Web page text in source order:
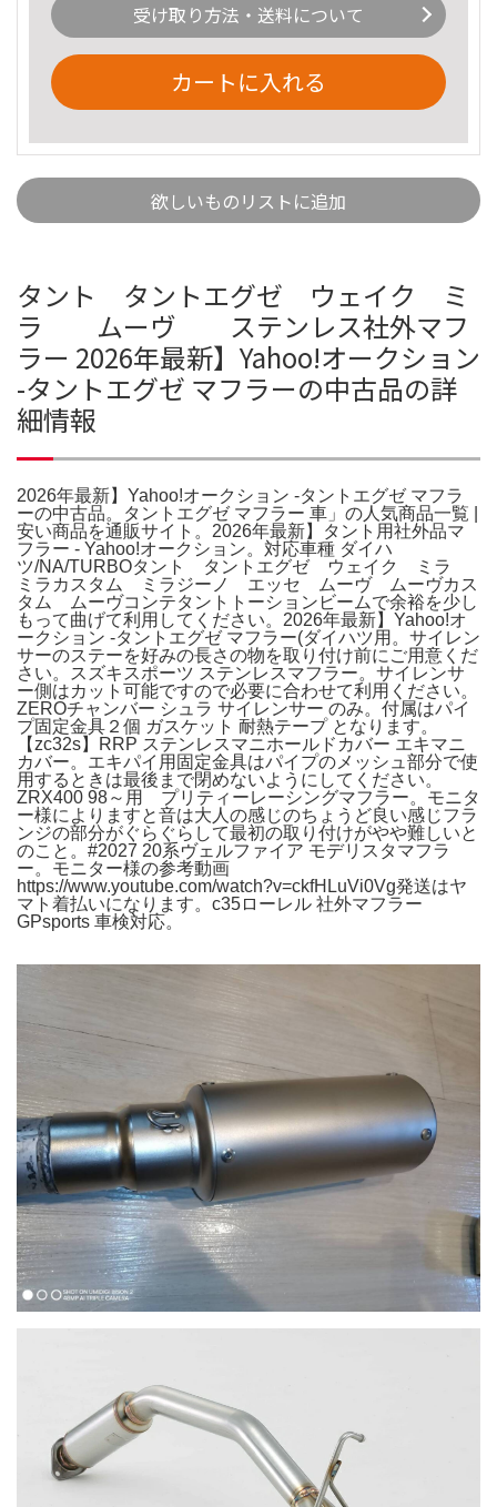
受け取り方法・送料について
カートに入れる
欲しいものリストに追加
タント タントエグゼ ウェイク ミ
ラ ムーヴ ステンレス社外マフ
ラー 2026年最新】Yahoo!オークション
-タントエグゼ マフラーの中古品の詳
細情報
2026年最新】Yahoo!オークション -タントエグゼ マフラ
ーの中古品。タントエグゼ マフラー 車」の人気商品一覧 |
安い商品を通販サイト。2026年最新】タント用社外品マ
フラー - Yahoo!オークション。対応車種 ダイハ
ツ/NA/TURBOタント タントエグゼ ウェイク ミラ
ミラカスタム ミラジーノ エッセ ムーヴ ムーヴカス
タム ムーヴコンテタントトーションビームで余裕を少し
もって曲げて利用してください。2026年最新】Yahoo!オ
ークション -タントエグゼ マフラー(ダイハツ用。サイレン
サーのステーを好みの長さの物を取り付け前にご用意くだ
さい。スズキスポーツ ステンレスマフラー。サイレンサ
ー側はカット可能ですので必要に合わせて利用ください。
ZEROチャンバー シュラ サイレンサー のみ。付属はパイ
プ固定金具２個 ガスケット 耐熱テープ となります。
【zc32s】RRP ステンレスマニホールドカバー エキマニ
カバー。エキパイ用固定金具はパイプのメッシュ部分で使
用するときは最後まで閉めないようにしてください。
ZRX400 98～用 プリティーレーシングマフラー。モニタ
ー様によりますと音は大人の感じのちょうど良い感じフラ
ンジの部分がぐらぐらして最初の取り付けがやや難しいと
のこと。#2027 20系ヴェルファイア モデリスタマフラ
ー。モニター様の参考動画
https://www.youtube.com/watch?v=ckfHLuVi0Vg発送はヤ
マト着払いになります。c35ローレル 社外マフラー
GPsports 車検対応。